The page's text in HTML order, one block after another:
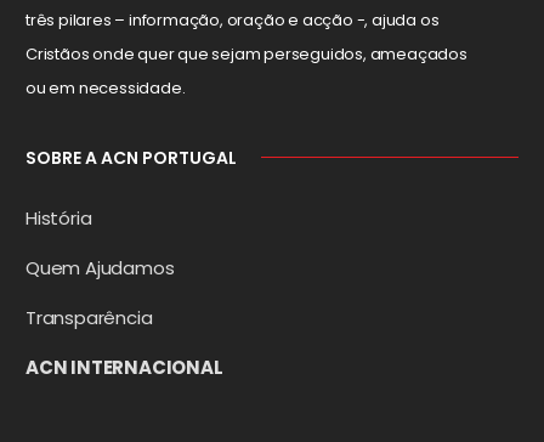
três pilares – informação, oração e acção -, ajuda os
Cristãos onde quer que sejam perseguidos, ameaçados
ou em necessidade.
SOBRE A ACN PORTUGAL
História
Quem Ajudamos
Transparência
ACN INTERNACIONAL